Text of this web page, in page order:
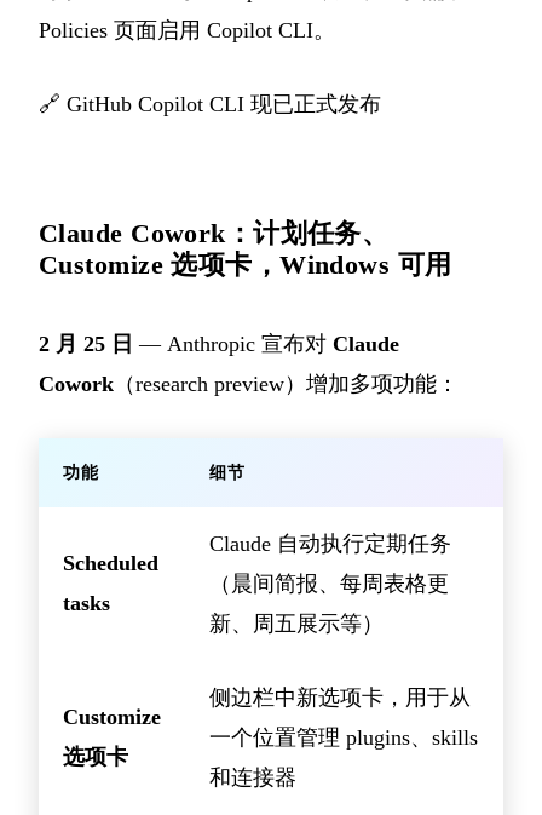
Policies 页面启用 Copilot CLI。
🔗 GitHub Copilot CLI 现已正式发布
Claude Cowork：计划任务、
Customize 选项卡，Windows 可用
2 月 25 日 — Anthropic 宣布对 Claude
Cowork （research preview）增加多项功能：
功能 细节
Scheduled
tasks
Claude 自动执行定期任务
（晨间简报、每周表格更
新、周五展示等）
Customize
选项卡
侧边栏中新选项卡，用于从
一个位置管理 plugins、skills
和连接器